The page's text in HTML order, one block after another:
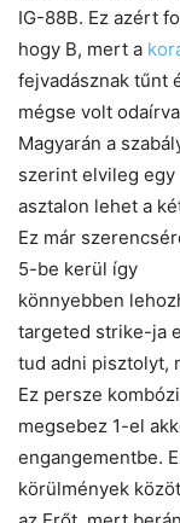
IG-88B. Ez azért
hogy B, mert a
fejvadásznak tűnt
mégse volt
Magyarán a
szerint elvileg egy
asztalon lehet a
Ez már
5-be kerül így
könnyebben
targeted strike-ja
tud adni pisztolyt,
Ez persze
megsebez 1-el
engangementbe.
körülmények